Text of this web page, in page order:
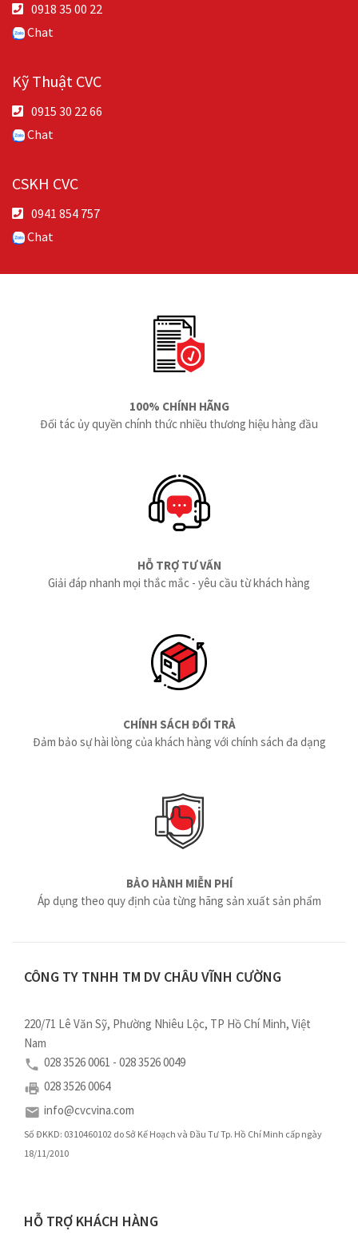
0918 35 00 22
Chat
Kỹ Thuật CVC
0915 30 22 66
Chat
CSKH CVC
0941 854 757
Chat
100% CHÍNH HÃNG
Đối tác ủy quyền chính thức nhiều thương hiệu hàng đầu
HỖ TRỢ TƯ VẤN
Giải đáp nhanh mọi thắc mắc - yêu cầu từ khách hàng
CHÍNH SÁCH ĐỔI TRẢ
Đảm bảo sự hài lòng của khách hàng với chính sách đa dạng
BẢO HÀNH MIỄN PHÍ
Áp dụng theo quy định của từng hãng sản xuất sản phẩm
CÔNG TY TNHH TM DV CHÂU VĨNH CƯỜNG
220/71 Lê Văn Sỹ, Phường Nhiêu Lộc, TP Hồ Chí Minh, Việt
Nam
028 3526 0061 - 028 3526 0049
028 3526 0064
info@cvcvina.com
Số ĐKKD: 0310460102 do Sở Kế Hoạch và Đầu Tư Tp. Hồ Chí Minh cấp ngày
18/11/2010
HỖ TRỢ KHÁCH HÀNG